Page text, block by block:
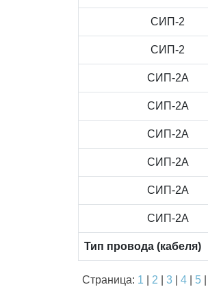
СИП-2
СИП-2
СИП-2А
СИП-2А
СИП-2А
СИП-2А
СИП-2А
СИП-2А
Тип провода (кабеля)
Страница: 1 2 3| 4| 5|